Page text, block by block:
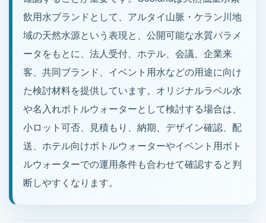
お問い合わせ
お問い合わせ
+86 137-7716-1718（張）
所在地
中国新疆ウイグル自治区アルタイ市
飲用水ブランドとして、アルタイ山脈・ケラン川地
域の天然水源という表現と、公開可能な水質パラメ
ータをもとに、法人受付、ホテル、会議、企業来
客、共同ブランド、イベント用水などの用途に向け
た検討材料を提供しています。オリジナルラベル水
や名入れボトルウォーターとして検討する場合は、
小ロット可否、見積もり、納期、デザイン確認、配
送、ホテル向けボトルウォーターやイベント用ボト
ルウォーターでの運用条件も合わせて確認すると判
断しやすくなります。